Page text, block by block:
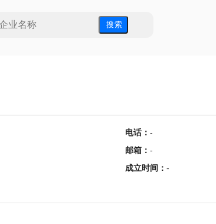
搜 索
电话： -
邮箱 ： -
成立时间 ： -